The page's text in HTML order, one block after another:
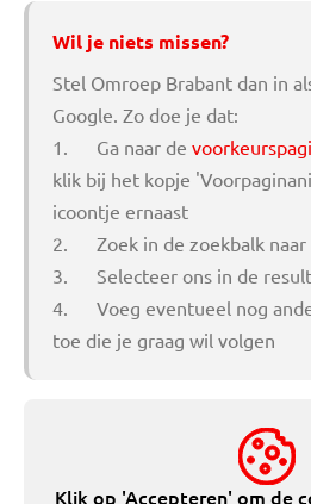
Wil je niets missen?
Stel Omroep Brabant dan in
Google. Zo doe je dat:
1. Ga naar de
klik bij het kopje
icoontje ernaast
2. Zoek in de zoekbalk naar
3. Selecteer ons in de
4. Voeg eventueel nog
toe die je graag wil volgen
Klik op 'Accepteren' om de